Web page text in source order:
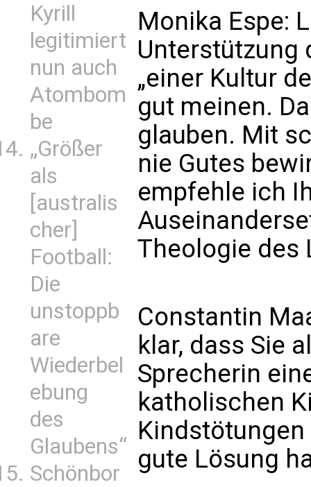
Kyrill
legitimiert
nun auch
Atombom
be
„Größer
als
[australis
cher]
Football:
Die
unstoppb
are
Wiederbel
ebung
des
Glaubens“
Schönbor
Monika Espe:
Unterstützung
„einer Kultur
gut meinen.
glauben. Mit
nie Gutes
empfehle ich
Theologie des
Constantin
klar, dass Sie
Sprecherin
katholischen
gute Lösung